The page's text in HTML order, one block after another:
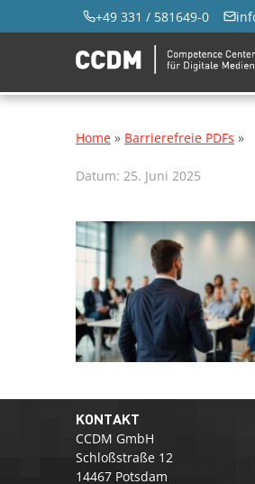
+49 331 / 581649-0
Home » Barrierefreie PDFs »
Datum: 25. Juni 2025
KONTAKT
CCDM GmbH
Schloßstraße 12
14467 Potsdam